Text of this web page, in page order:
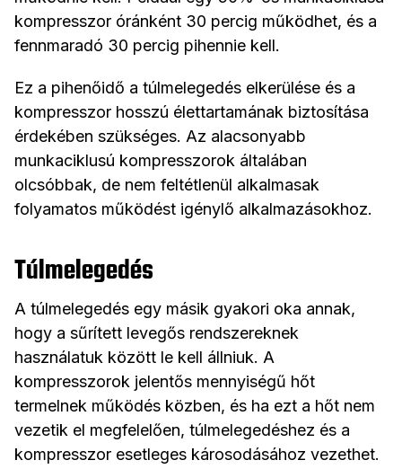
kompresszor óránként 30 percig működhet, és a
fennmaradó 30 percig pihennie kell.
Ez a pihenőidő a túlmelegedés elkerülése és a
kompresszor hosszú élettartamának biztosítása
érdekében szükséges. Az alacsonyabb
munkaciklusú kompresszorok általában
olcsóbbak, de nem feltétlenül alkalmasak
folyamatos működést igénylő alkalmazásokhoz.
Túlmelegedés
A túlmelegedés egy másik gyakori oka annak,
hogy a sűrített levegős rendszereknek
használatuk között le kell állniuk. A
kompresszorok jelentős mennyiségű hőt
termelnek működés közben, és ha ezt a hőt nem
vezetik el megfelelően, túlmelegedéshez és a
kompresszor esetleges károsodásához vezethet.